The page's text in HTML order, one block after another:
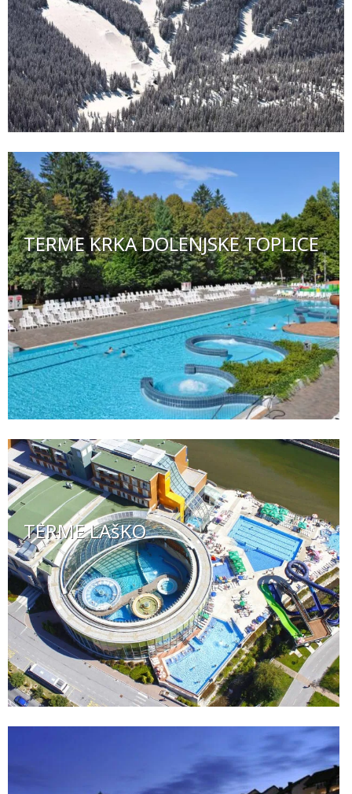
TERME KRKA DOLENJSKE TOPLICE
TERME LAšKO